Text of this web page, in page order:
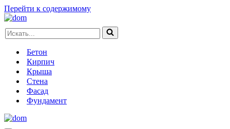
Перейти к содержимому
Искать...
Бетон
Кирпич
Крыша
Стена
Фасад
Фундамент